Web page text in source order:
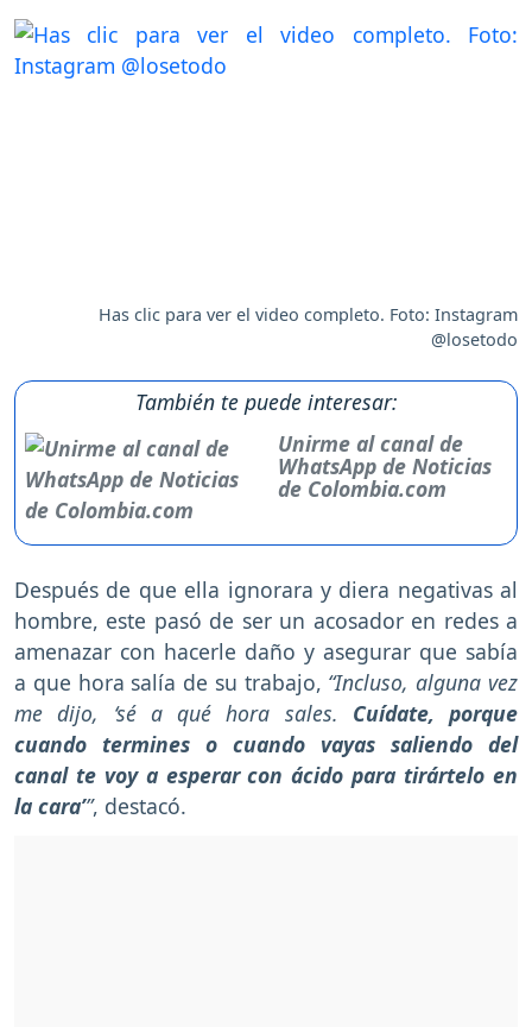
Has clic para ver el video completo. Foto: Instagram
@losetodo
También te puede interesar:
Unirme al canal de
WhatsApp de Noticias
de Colombia.com
Después de que ella ignorara y diera negativas al
hombre, este pasó de ser un acosador en redes a
amenazar con hacerle daño y asegurar que sabía
a que hora salía de su trabajo, “Incluso, alguna vez
me dijo, ‘sé a qué hora sales. Cuídate, porque
cuando termines o cuando vayas saliendo del
canal te voy a esperar con ácido para tirártelo en
la cara’”, destacó.